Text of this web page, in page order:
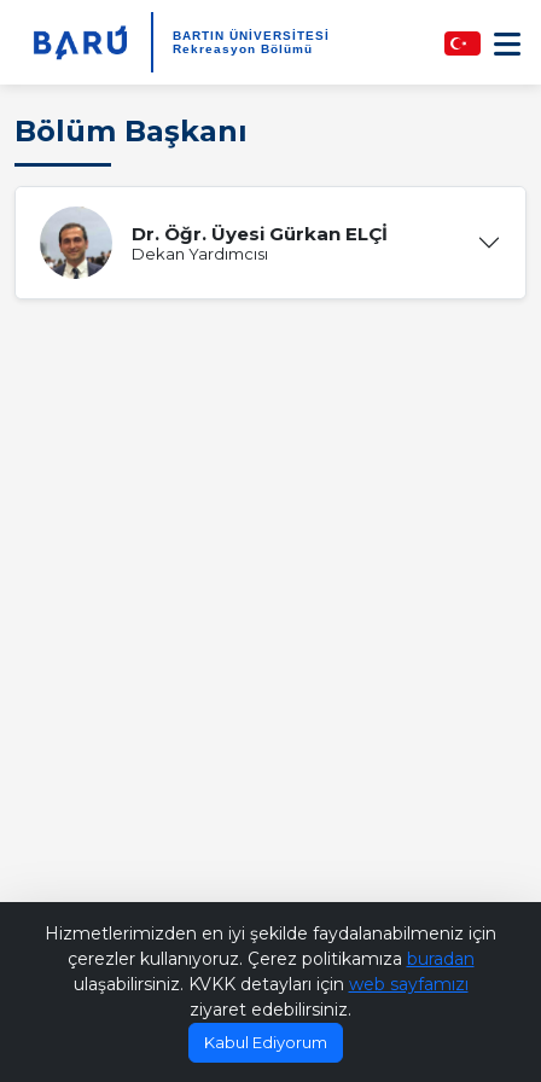
BARTIN ÜNİVERSİTESİ
Rekreasyon Bölümü
Bölüm Başkanı
Dr. Öğr. Üyesi Gürkan ELÇİ
Dekan Yardımcısı
Hizmetlerimizden en iyi şekilde faydalanabilmeniz için
çerezler kullanıyoruz. Çerez politikamıza buradan
ulaşabilirsiniz. KVKK detayları için web sayfamızı
ziyaret edebilirsiniz.
Kabul Ediyorum
Bana Soru Sor | Ask Me